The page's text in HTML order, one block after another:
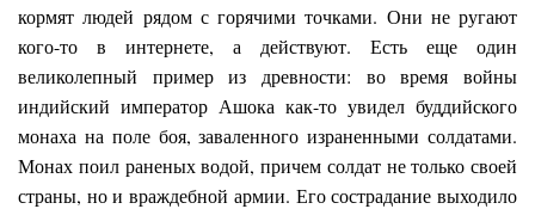
кормят людей рядом с горячими точками. Они не ругают
кого-то в интернете, а действуют. Есть еще один
великолепный пример из древности: во время войны
индийский император Ашока как-то увидел буддийского
монаха на поле боя, заваленного израненными солдатами.
Монах поил раненых водой, причем солдат не только своей
страны, но и враждебной армии. Его сострадание выходило